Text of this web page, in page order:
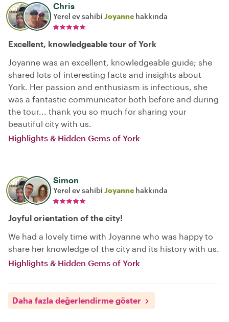
Chris
Yerel ev sahibi Joyanne hakkında
Excellent, knowledgeable tour of York
Joyanne was an excellent, knowledgeable guide; she
shared lots of interesting facts and insights about
York. Her passion and enthusiasm is infectious, she
was a fantastic communicator both before and during
the tour... thank you so much for sharing your
beautiful city with us.
Highlights & Hidden Gems of York
Simon
Yerel ev sahibi Joyanne hakkında
Joyful orientation of the city!
We had a lovely time with Joyanne who was happy to
share her knowledge of the city and its history with us.
Highlights & Hidden Gems of York
Daha fazla değerlendirme göster